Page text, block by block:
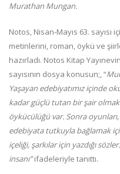
Murathan Mungan.
Notos, Nisan-Mayıs 63. sayısı
metinlerini, roman, öykü ve
hazırladı. Notos Kitap
sayısının dosya konusun;, “
Yaşayan edebiyatımız içinde
kadar güçlü tutan bir şair
öykücülüğü var. Sonra
edebiyata tutkuyla bağlamak
içeliği, şarkılar için yazdığı
insanı”ifadeleriyle tanıttı.